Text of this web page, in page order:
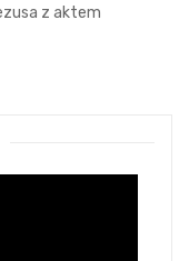
z aktem